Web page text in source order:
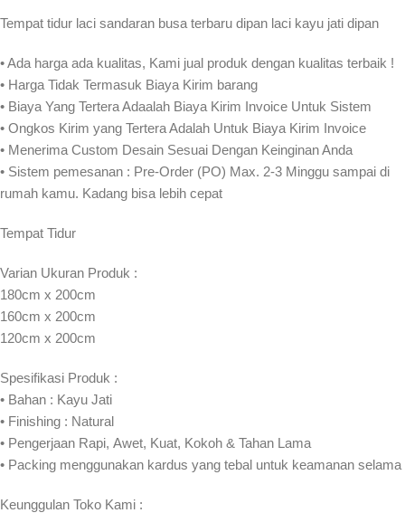
Tempat tidur laci sandaran busa terbaru dipan laci kayu jati dipan
• Ada harga ada kualitas, Kami jual produk dengan kualitas terbaik !
• Harga Tidak Termasuk Biaya Kirim barang
• Biaya Yang Tertera Adaalah Biaya Kirim Invoice Untuk Sistem
• Ongkos Kirim yang Tertera Adalah Untuk Biaya Kirim Invoice
• Menerima Custom Desain Sesuai Dengan Keinginan Anda
• Sistem pemesanan : Pre-Order (PO) Max. 2-3 Minggu sampai di
rumah kamu. Kadang bisa lebih cepat⁣⁣
Tempat Tidur
Varian Ukuran Produk :
180cm x 200cm
160cm x 200cm
120cm x 200cm
Spesifikasi Produk :
• Bahan : Kayu Jati
• Finishing : Natural
• Pengerjaan Rapi, Awet, Kuat, Kokoh & Tahan Lama
• Packing menggunakan kardus yang tebal untuk keamanan
Keunggulan Toko Kami :